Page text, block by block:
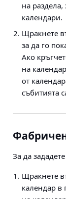
на раздела,
календари.
Щракнете
за да го
Ако
на
от
събитията
За да
Щракнете
календар в